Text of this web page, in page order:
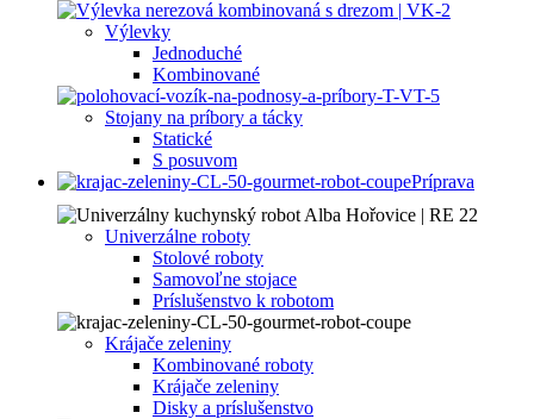
Výlevky
Jednoduché
Kombinované
Stojany na príbory a tácky
Statické
S posuvom
Príprava
Univerzálne roboty
Stolové roboty
Samovoľne stojace
Príslušenstvo k robotom
Krájače zeleniny
Kombinované roboty
Krájače zeleniny
Disky a príslušenstvo